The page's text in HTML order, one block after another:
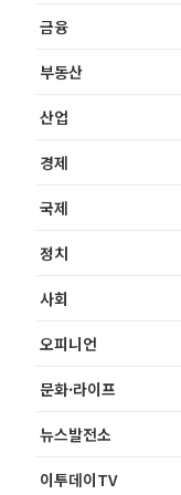
금융
부동산
산업
경제
국제
정치
사회
오피니언
문화·라이프
뉴스발전소
이투데이TV